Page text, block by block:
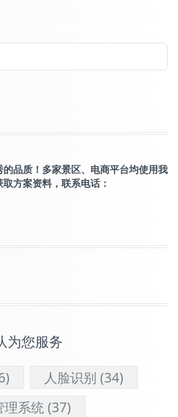
品质！多家景区、电商平台均使用我
方案资料，联系电话：
为您服务
人脸识别 (34)
理系统(37)